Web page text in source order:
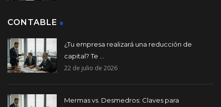
CONTABLE
¿Tu empresa realizará una reducción de
capital? Te ...
22 de julio de 2026
Mermas vs. Desmedros: Claves para